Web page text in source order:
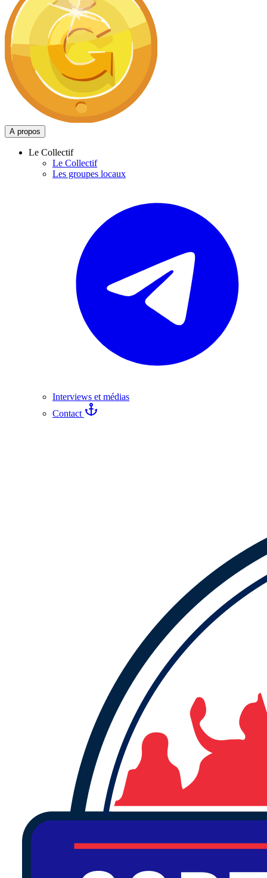
A propos
Le Collectif
Le Collectif
Les groupes locaux
Interviews et médias
Contact